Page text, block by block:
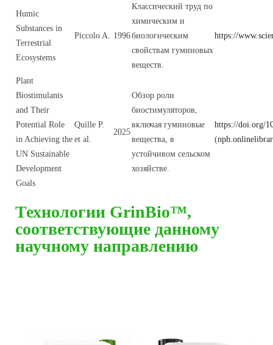
Humic
Substances in
Terrestrial
Ecosystems
Piccolo A. 1996
Классический труд по
химическим и
биологическим
свойствам гуминовых
веществ.
https://
Plant
Biostimulants
and Their
Potential Role
in Achieving the
UN Sustainable
Development
Goals
Quille P.
et al.
2025
Обзор роли
биостимуляторов,
включая гуминовые
вещества, в
устойчивом сельском
хозяйстве.
https://doi.org/
(
Технологии GrinBio™,
соответствующие данному
научному направлению